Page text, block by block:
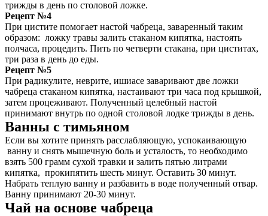
трижды в день по столовой ложке.
Рецепт №4
При цистите помогает настой чабреца, заваренный таким
образом: ложку травы залить стаканом кипятка, настоять
полчаса, процедить. Пить по четверти стакана, при циститах,
три раза в день до еды.
Рецепт №5
При радикулите, неврите, ишиасе заваривают две ложки
чабреца стаканом кипятка, настаивают три часа под крышкой,
затем процеживают. Полученный целебный настой
принимают внутрь по одной столовой лодке трижды в день.
Ванны с тимьяном
Если вы хотите принять расслабляющую, успокаивающую
ванну и снять мышечную боль и усталость, то необходимо
взять 500 грамм сухой травки и залить пятью литрами
кипятка, прокипятить шесть минут. Оставить 30 минут.
Набрать теплую ванну и разбавить в воде полученный отвар.
Ванну принимают 20-30 минут.
Чай на основе чабреца